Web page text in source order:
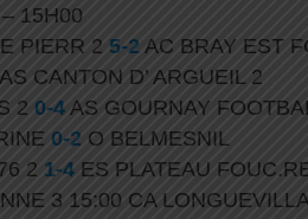
15H00
PIERR 2 5-2 AC BRAY EST
AS CANTON D’ ARGUEIL 2
2 0-4 AS GOURNAY
0-2 O BELMESNIL
2 1-4 ES PLATEAU
3 15:00 CA